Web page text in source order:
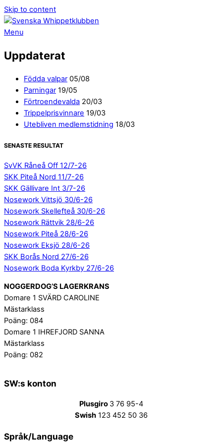
Skip to content
Menu
Uppdaterat
Födda valpar 05/08
Parningar 19/05
Förtroendevalda 20/03
Trippelprisvinnare 19/03
Utebliven medlemstidning 18/03
SENASTE RESULTAT
SvVK Råneå Off 12/7-26
SKK Piteå Nord 11/7-26
SKK Gällivare Int 3/7-26
Nosework Vittsjö 30/6-26
Nosework Skellefteå 30/6-26
Nosework Rättvik 28/6-26
Nosework Piteå 28/6-26
Nosework Eksjö 28/6-26
SKK Borås Nord 27/6-26
Nosework Boda Kyrkby 27/6-26
NOGGERDOG’S LAGERKRANS
Domare 1 SVÄRD CAROLINE
Mästarklass
Poäng: 084
Domare 1 IHREFJORD SANNA
Mästarklass
Poäng: 082
SW:s konton
Plusgiro 3 76 95-4
Swish123 452 50 36
Språk/Language